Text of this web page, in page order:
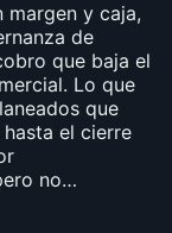
margen y caja,
de
que baja el
Lo que
que
el cierre
no…